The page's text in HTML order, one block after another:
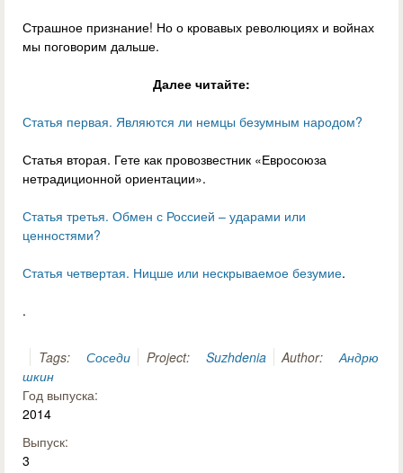
Страшное признание! Но о кровавых революциях и войнах
мы поговорим дальше.
Далее читайте:
Статья первая. Являются ли немцы безумным народом?
Статья вторая. Гете как провозвестник «Евросоюза
нетрадиционной ориентации».
Статья третья. Обмен с Россией – ударами или
ценностями?
Статья четвертая. Ницше или нескрываемое безумие.
.
Tags: Соседи Project: Suzhdenia Author:
Андрю
шкин
Год выпуска:
2014
Выпуск:
3